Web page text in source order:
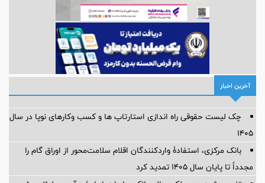
آخرین اخبار
چک لیست حقوقی راه اندازی استارتاپ ها و کسب وکارهای نوپا در سال
۱۴۰۵
بانک مرکزی، استفادۀ واردکنندگان اقلام سلامت‌محور از اوراق گام را
مجدداً تا پایان سال ۱۴۰۵ تمدید کرد